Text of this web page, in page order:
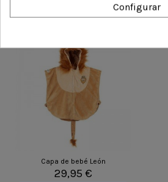
También podría interesarle
Capa de bebé León
29,95 €
Configurar